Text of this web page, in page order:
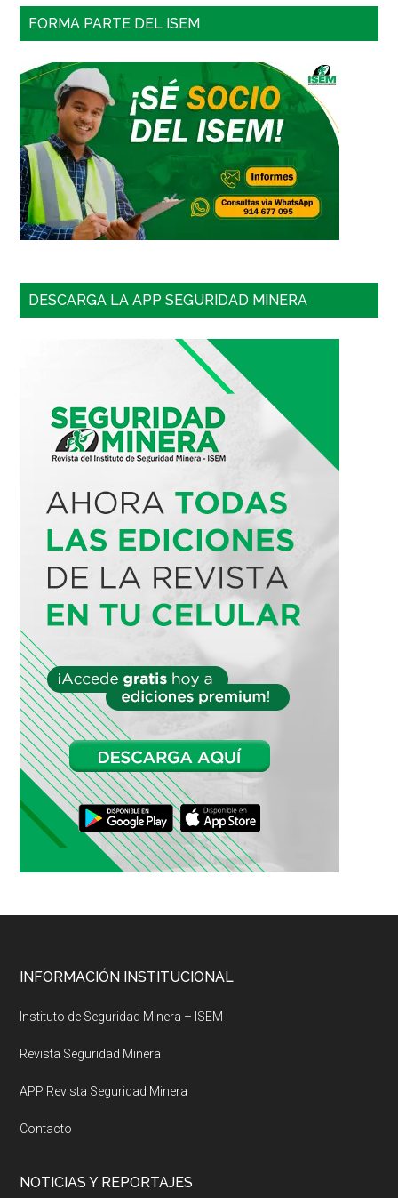
FORMA PARTE DEL ISEM
DESCARGA LA APP SEGURIDAD MINERA
Footer
INFORMACIÓN INSTITUCIONAL
Instituto de Seguridad Minera – ISEM
Revista Seguridad Minera
APP Revista Seguridad Minera
Contacto
NOTICIAS Y REPORTAJES